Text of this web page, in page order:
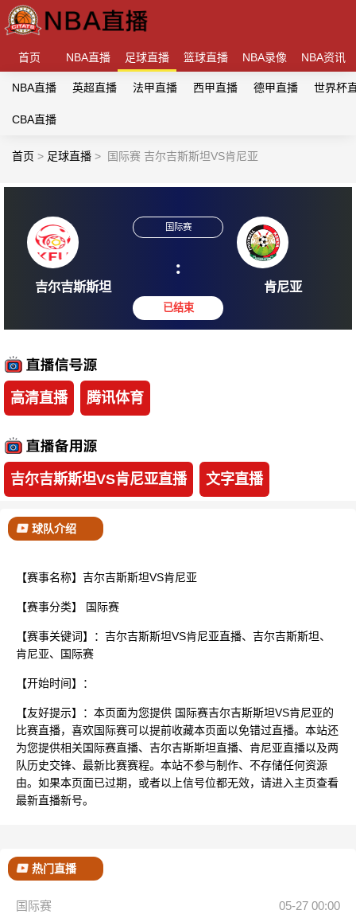
首页 NBA直播 足球直播 篮球直播 NBA录像 NBA资讯
NBA直播 英超直播 法甲直播 西甲直播 德甲直播 世界杯
CBA直播
首页 > 足球直播 > 国际赛 吉尔吉斯斯坦VS肯尼亚
:
高清直播 腾讯体育
吉尔吉斯斯坦VS肯尼亚直播 文字直播
球队介绍
【赛事名称】吉尔吉斯斯坦VS肯尼亚
【赛事分类】 国际赛
【赛事关键词】：吉尔吉斯斯坦VS肯尼亚直播、吉尔吉斯斯坦、
肯尼亚、国际赛
【开始时间】：
【友好提示】：本页面为您提供 国际赛吉尔吉斯斯坦VS肯尼亚的
比赛直播，喜欢国际赛可以提前收藏本页面以免错过直播。本站还
为您提供相关国际赛直播、吉尔吉斯斯坦直播、肯尼亚直播以及两
队历史交锋、最新比赛赛程。本站不参与制作、不存储任何资源
由。如果本页面已过期，或者以上信号位都无效，请进入主页查看
最新直播新号。
热门直播
国际赛 05-27 00:00